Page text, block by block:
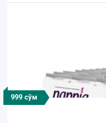
999 сўм